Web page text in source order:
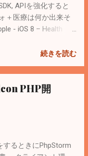
る限りは突然サーバ
なることがあるとい
者：「そうなりま
メント AWS(Amazon
Google Compute
AWSと同じ
で本当はこれにした
くて安心できる感じ
ローカルネットワー
Memory4GB /
APIを強化すると
＋医療は何か出来そ
- iOS 8 – Health
クション |
ロファイルに対応し
との連携もしやす
私自身は体重管
ど、我が家のにゃん
管理アプリを作るの
続きを読む
PHP開
するときにPhpStorm